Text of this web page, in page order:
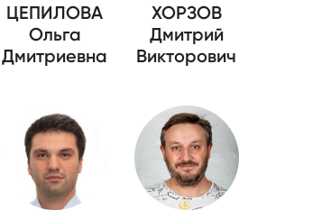
ЦЕПИЛОВА
Ольга
Дмитриевна
ХОРЗОВ
Дмитрий
Викторович